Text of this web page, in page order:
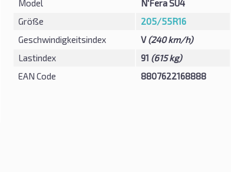
Model
N'Fera SU4
Größe
205/55R16
Geschwindigkeitsindex
V(240 km/h)
Lastindex
91 (615 kg)
EAN Code
8807622168888